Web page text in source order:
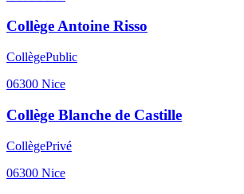
Collège Antoine Risso
CollègePublic
06300 Nice
Collège Blanche de Castille
CollègePrivé
06300 Nice